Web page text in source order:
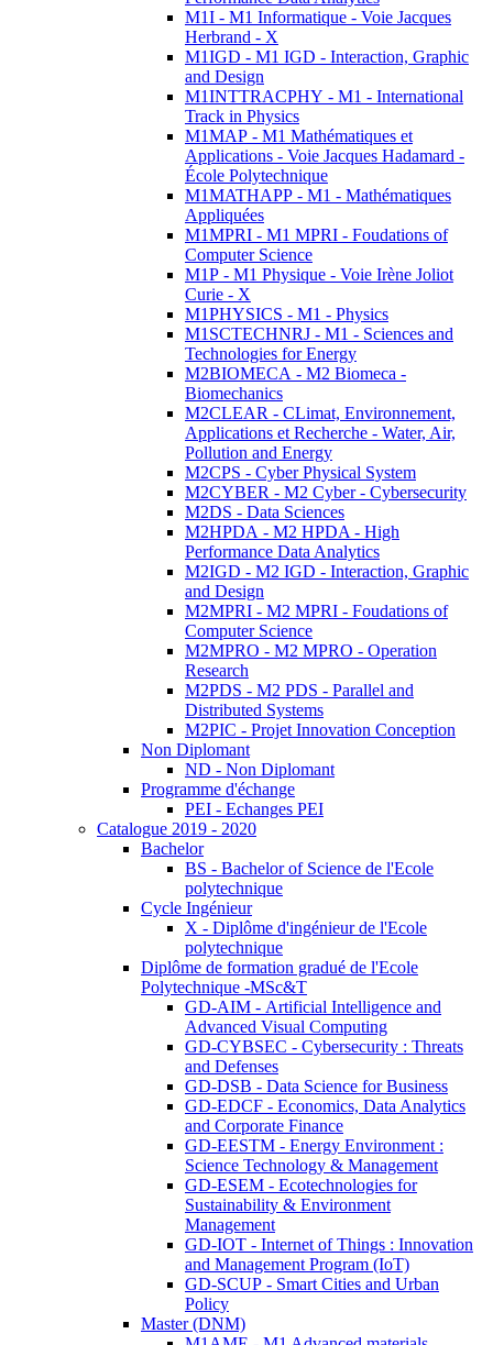
M1I - M1 Informatique - Voie Jacques
Herbrand - X
M1IGD - M1 IGD - Interaction, Graphic
and Design
M1INTTRACPHY - M1 - International
Track in Physics
M1MAP - M1 Mathématiques et
Applications - Voie Jacques Hadamard -
École Polytechnique
M1MATHAPP - M1 - Mathématiques
Appliquées
M1MPRI - M1 MPRI - Foudations of
Computer Science
M1P - M1 Physique - Voie Irène Joliot
Curie - X
M1PHYSICS - M1 - Physics
M1SCTECHNRJ - M1 - Sciences and
Technologies for Energy
M2BIOMECA - M2 Biomeca -
Biomechanics
M2CLEAR - CLimat, Environnement,
Applications et Recherche - Water, Air,
Pollution and Energy
M2CPS - Cyber Physical System
M2CYBER - M2 Cyber - Cybersecurity
M2DS - Data Sciences
M2HPDA - M2 HPDA - High
Performance Data Analytics
M2IGD - M2 IGD - Interaction, Graphic
and Design
M2MPRI - M2 MPRI - Foudations of
Computer Science
M2MPRO - M2 MPRO - Operation
Research
M2PDS - M2 PDS - Parallel and
Distributed Systems
M2PIC - Projet Innovation Conception
Non Diplomant
ND - Non Diplomant
Programme d'échange
PEI - Echanges PEI
Catalogue 2019 - 2020
Bachelor
BS - Bachelor of Science de l'Ecole
polytechnique
Cycle Ingénieur
X - Diplôme d'ingénieur de l'Ecole
polytechnique
Diplôme de formation gradué de l'Ecole
Polytechnique -MSc&T
GD-AIM - Artificial Intelligence and
Advanced Visual Computing
GD-CYBSEC - Cybersecurity : Threats
and Defenses
GD-DSB - Data Science for Business
GD-EDCF - Economics, Data Analytics
and Corporate Finance
GD-EESTM - Energy Environment :
Science Technology & Management
GD-ESEM - Ecotechnologies for
Sustainability & Environment
Management
GD-IOT - Internet of Things : Innovation
and Management Program (IoT)
GD-SCUP - Smart Cities and Urban
Policy
Master (DNM)